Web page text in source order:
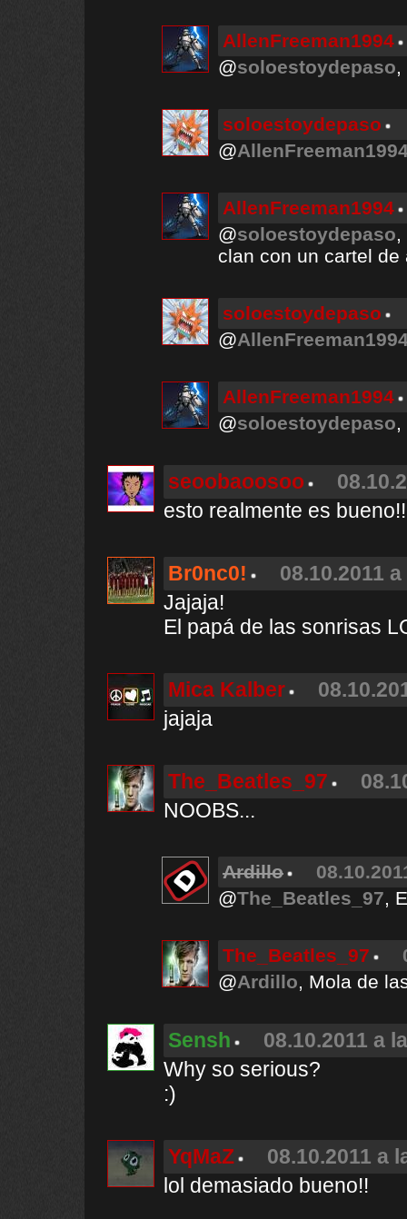
AllenFreeman1994
@soloestoydepaso,
soloestoydepaso
@
AllenFreeman1994
@soloestoydepaso,
clan con un cartel de
soloestoydepaso
@
AllenFreeman1994
@soloestoydepaso,
seoobaoosoo
esto realmente es
Br0nc0!
08.10.2011
Jajaja!
El papá de las sonrisas
Mica Kalber
jajaja
The_Beatles_97
NOOBS...
Ardillo
@The_Beatles_97,
The_Beatles_97
@Ardillo, Mola de
Sensh
08.10.2011 a
Why so serious?
:)
YqMaZ
08.10.2011 a
lol demasiado bueno!!